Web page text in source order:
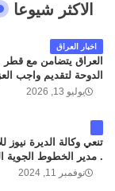
الاكثر شيوعا
اخبار العراق
العراق يتضامن مع قطر
الدوحة لتقديم واجب
يوليو 13, 2026
تنعي وكالة الديرة نيوز
. مدير الخطوط الجوية
داخل مطار البصرة
نوفمبر 11, 2024